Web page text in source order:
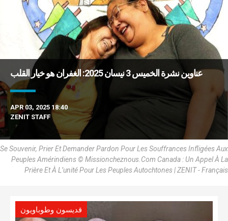
عناوين نشرة الخميس 3 نيسان 2025: الغفران هو خيار القلب
APR 03, 2025 18:40
ZENIT STAFF
Se Souvenir, Prier Et Demander Pardon Pour Les Souffrances Infligées Aux
Peuples Amérindiens © Missioncheznous.Com Canada : Un Appel À La
Prière Et À L’unité Pour Les Peuples Autochtones | ZENIT - Français
قديسون وطوباويون